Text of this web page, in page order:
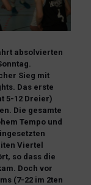
absolvierten
Sieg mit
Das erste
5-12 Dreier)
Die gesamte
Tempo und
Viertel
so dass die
Doch vor
(7-22 im 2ten